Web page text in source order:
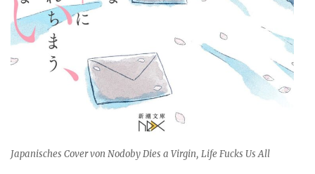
Japanisches Cover von Nodoby Dies a Virgin, Life Fucks Us All